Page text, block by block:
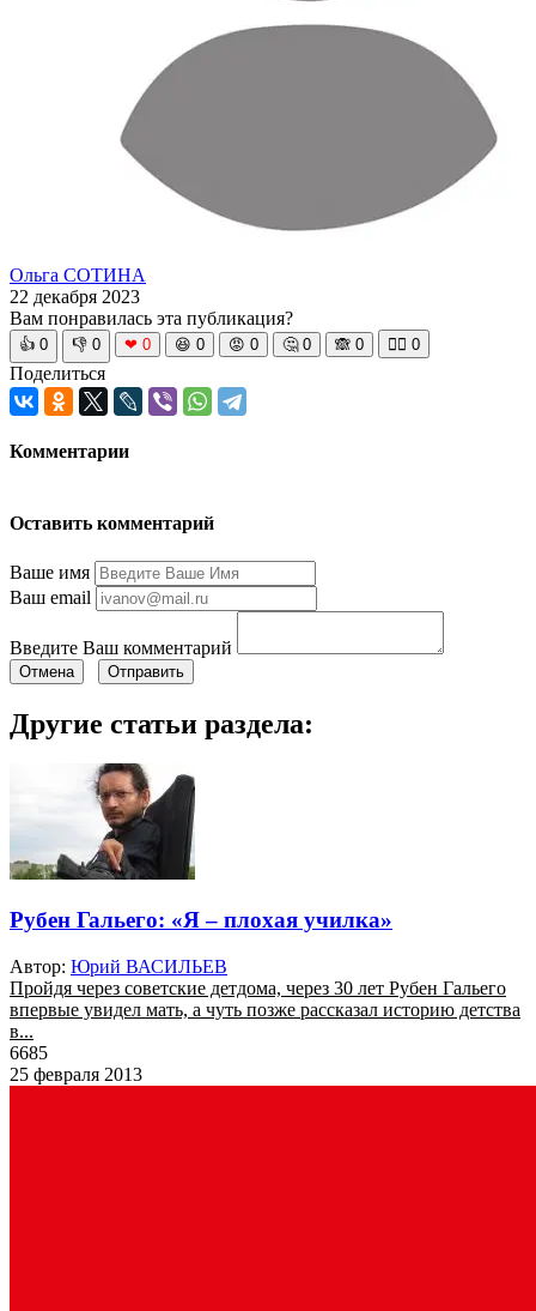
Ольга СОТИНА
22 декабря 2023
Вам понравилась эта публикация?
👍 0 👎 0 ❤ 0 😆 0 😡 0 🤔 0 🙈 0 🧘‍♀️ 0
Поделиться
Комментарии
Оставить комментарий
Ваше имя
Ваш email
Введите Ваш комментарий
Отмена Отправить
Другие статьи раздела:
Рубен Гальего: «Я – плохая училка»
Автор: Юрий ВАСИЛЬЕВ
Пройдя через советские детдома, через 30 лет Рубен Гальего
впервые увидел мать, а чуть позже рассказал историю детства
в...
6685
25 февраля 2013